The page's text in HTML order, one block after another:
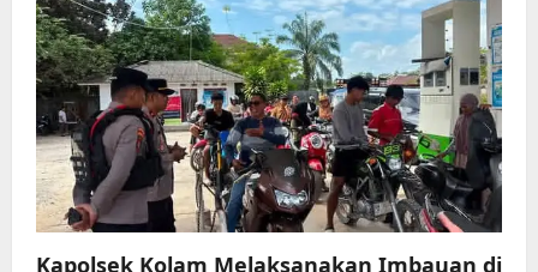
Kapolsek Kolam Melaksanakan Imbauan di